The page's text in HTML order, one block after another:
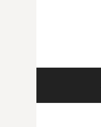
ツ
ス